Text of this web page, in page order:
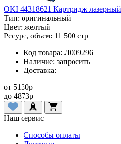
OKI 44318621 Картридж лазерный
Тип: оригинальный
Цвет: желтый
Ресурс, объем: 11 500 стр
Код товара: Л009296
Наличие: запросить
Доставка:
от 5130p
до 4873p
Наш сервис
Способы оплаты